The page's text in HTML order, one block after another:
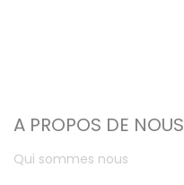
A PROPOS DE NOUS
Qui sommes nous